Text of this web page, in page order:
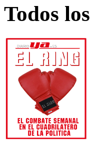
Todos